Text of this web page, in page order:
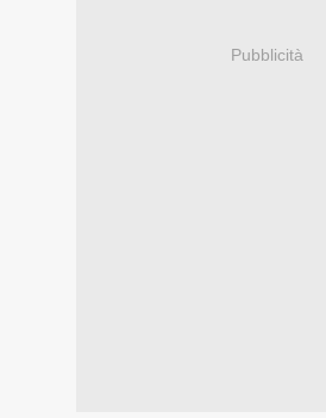
Pubblicità